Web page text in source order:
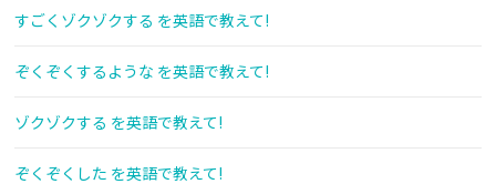
すごくゾクゾクする を英語で教えて!
ぞくぞくするような を英語で教えて!
ゾクゾクする を英語で教えて!
ぞくぞくした を英語で教えて!